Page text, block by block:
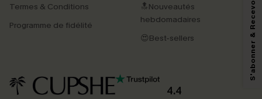
Termes & Conditions
Programme de fidélité
🔝Nouveautés
hebdomadaires
😍Best-sellers
4.4
En soumettant votre adresse e-mail, vous acceptez de recevoir des e-mails
marketing (y compris du contenu généré par l'IA) de Cupshe et
reconnaissez avoir pris connaissance de nos
pouvons utiliser les données collectées sur notre site ainsi que des
produits susceptibles de vous intéresser, conformément à notre
Politique de
confidentialité
. Vous pouvez vous désabonner à tout moment.